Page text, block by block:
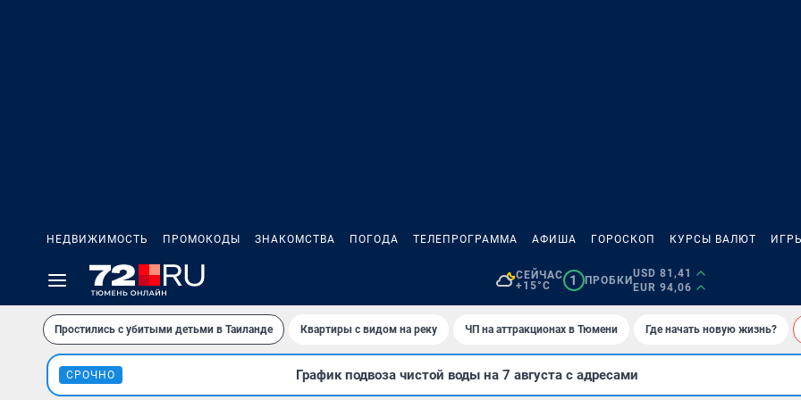
НЕДВИЖИМОСТЬ ПРОМОКОДЫ ЗНАКОМСТВА ПОГОДА ТЕЛЕПРОГРАММА АФИША ГОРОСКОП КУРСЫ ВАЛЮТ ИГРЫ
СЕЙЧАС
+15°C
1 ПРОБКИ
USD 81,41
EUR 94,06
Простились с убитыми детьми в Таиланде Квартиры с видом на реку ЧП на аттракционах в Тюмени Где начать новую жизнь?
СРОЧНО График подвоза чистой воды на 7 августа с адресами